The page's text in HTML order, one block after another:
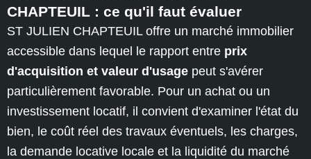
CHAPTEUIL : ce qu'il faut évaluer
ST JULIEN CHAPTEUIL offre un marché immobilier
accessible dans lequel le rapport entre prix
d'acquisition et valeur d'usage peut s'avérer
particulièrement favorable. Pour un achat ou un
investissement locatif, il convient d'examiner l'état du
bien, le coût réel des travaux éventuels, les charges,
la demande locative locale et la liquidité du marché